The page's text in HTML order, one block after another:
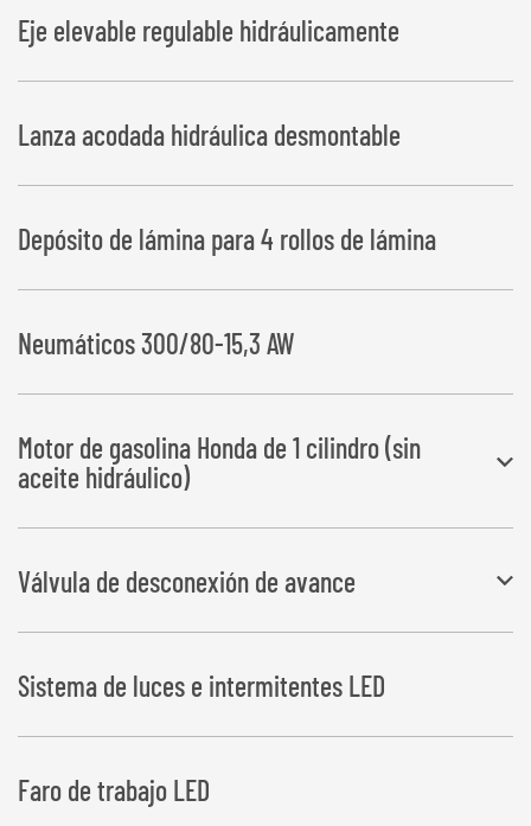
Eje elevable regulable hidráulicamente
Lanza acodada hidráulica desmontable
Depósito de lámina para 4 rollos de lámina
Neumáticos 300/80-15,3 AW
Motor de gasolina Honda de 1 cilindro (sin
aceite hidráulico)
Motor de gasolina de 8,2 kW con batería, arrancador eléctrico, filtro
de retorno y depósito de aceite
hidráulico de 30 l
Válvula de desconexión de avance
En pacas rectangulares se garantiza así el solapado exacto de la
lámina
Sistema de luces e intermitentes LED
Faro de trabajo LED